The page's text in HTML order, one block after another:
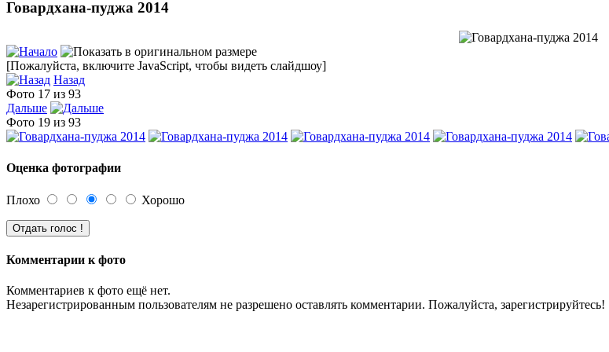
Говардхана-пуджа 2014
[Пожалуйста, включите JavaScript, чтобы видеть слайдшоу]
Назад
Фото 17 из 93
Дальше
Фото 19 из 93
Оценка фотографии
Плохо Хорошо
Комментарии к фото
Комментариев к фото ещё нет.
Незарегистрированным пользователям не разрешено оставлять комментарии. Пожалуйста, зарегистрируйтесь!